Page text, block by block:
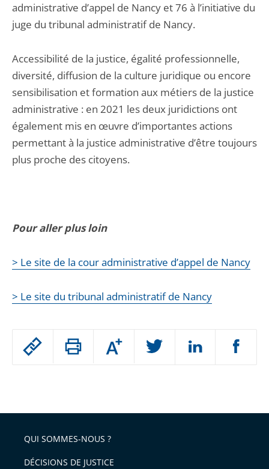
Passer
arriver
après
Augmenter
ou
l'article
pour
administrative d’appel de Nancy et 76 à l’initiative du
juge du tribunal administratif de Nancy.
Accessibilité de la justice, égalité professionnelle,
diversité, diffusion de la culture juridique ou encore
sensibilisation et formation aux métiers de la justice
administrative : en 2021 les deux juridictions ont
également mis en œuvre d’importantes actions
permettant à la justice administrative d’être toujours
plus proche des citoyens.
Pour aller plus loin
> Le site de la cour administrative d’appel de Nancy
> Le site du tribunal administratif de Nancy
QUI SOMMES-NOUS ?
DÉCISIONS DE JUSTICE